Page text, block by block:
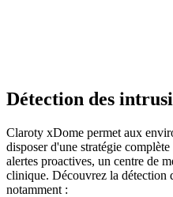
Détection des
Claroty xDome permet aux
disposer d'une stratégie
alertes proactives, un centre de
clinique. Découvrez la détection
notamment :